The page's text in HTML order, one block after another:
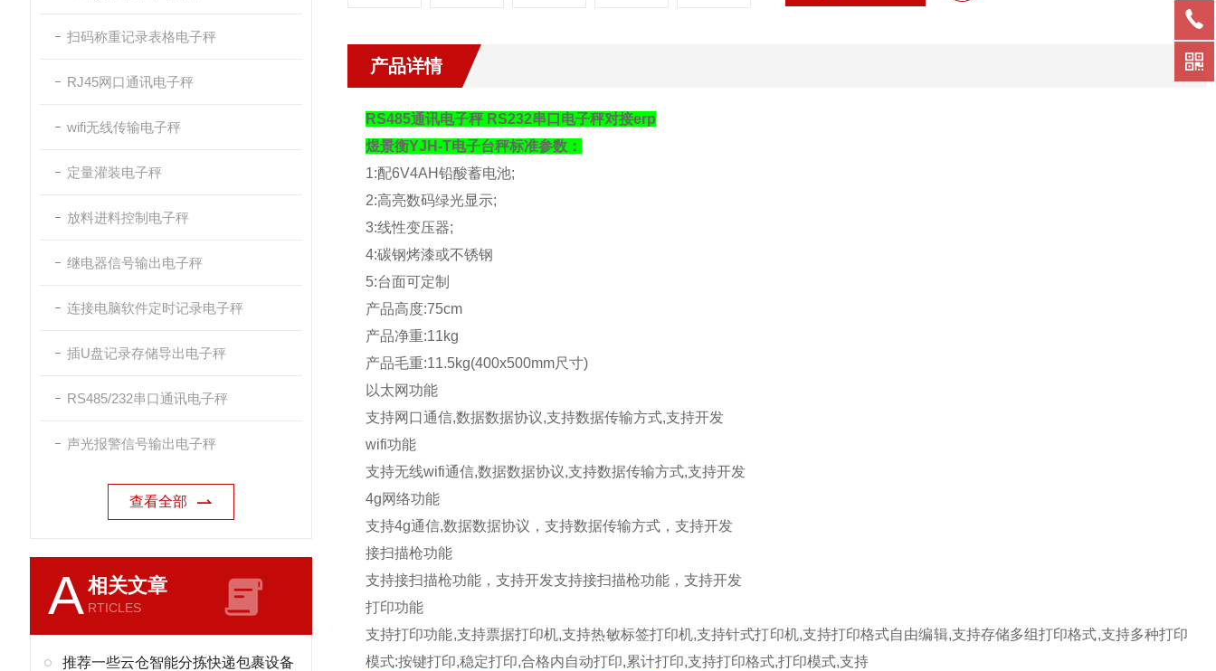
扫码称重记录表格电子秤
RJ45网口通讯电子秤
wifi无线传输电子秤
定量灌装电子秤
放料进料控制电子秤
继电器信号输出电子秤
连接电脑软件定时记录电子秤
插U盘记录存储导出电子秤
RS485/232串口通讯电子秤
声光报警信号输出电子秤
查看全部
A相关文章
RTICLES
推荐一些云仓智能分拣快递包裹设备
产品详情
RS485通讯电子秤 RS232串口电子秤对接erp
煜景衡YJH-T电子台秤标准参数：
1:配6V4AH铅酸蓄电池;
2:高亮数码绿光显示;
3:线性变压器;
4:碳钢烤漆或不锈钢
5:台面可定制
产品高度:75cm
产品净重:11kg
产品毛重:11.5kg(400x500mm尺寸)
以太网功能
支持网口通信,数据数据协议,支持数据传输方式,支持开发
wifi功能
支持无线wifi通信,数据数据协议,支持数据传输方式,支持开发
4g网络功能
支持4g通信,数据数据协议，支持数据传输方式，支持开发
接扫描枪功能
支持接扫描枪功能，支持开发支持接扫描枪功能，支持开发
打印功能
支持打印功能,支持票据打印机,支持热敏标签打印机,支持针式打印机,支持打印格式自由编辑,支持存储多组打印格式,支持多种打印
模式:按键打印,稳定打印,合格内自动打印,累计打印,支持打印格式,打印模式,支持